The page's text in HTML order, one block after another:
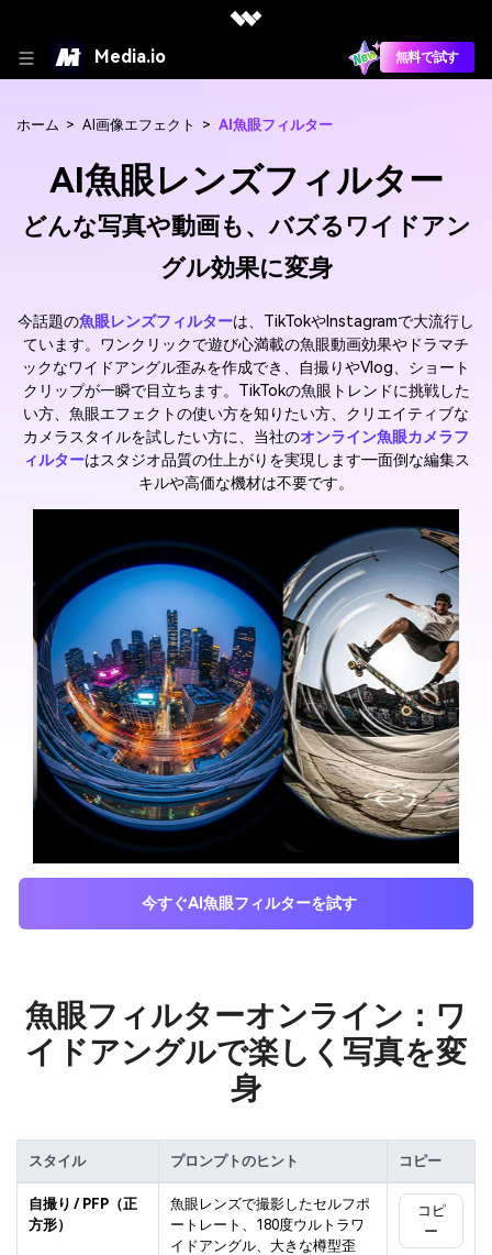
Media.io 無料で試す
ホーム > AI画像エフェクト > AI魚眼フィルター
AI魚眼レンズフィルター
どんな写真や動画も、バズるワイドアン
グル効果に変身
今話題の魚眼レンズフィルターは、TikTokやInstagramで大流行し
ています。ワンクリックで遊び心満載の魚眼動画効果やドラマチ
ックなワイドアングル歪みを作成でき、自撮りやVlog、ショート
クリップが一瞬で目立ちます。TikTokの魚眼トレンドに挑戦した
い方、魚眼エフェクトの使い方を知りたい方、クリエイティブな
カメラスタイルを試したい方に、当社のオンライン魚眼カメラフ
ィルターはスタジオ品質の仕上がりを実現します―面倒な編集ス
キルや高価な機材は不要です。
今すぐAI魚眼フィルターを試す
魚眼フィルターオンライン：ワ
イドアングルで楽しく写真を変
身
スタイル プロンプトのヒント コピー
自撮り / PFP（正
方形）
魚眼レンズで撮影したセルフポ
ートレート、180度ウルトラワ
イドアングル、大きな樽型歪
コピ
ー